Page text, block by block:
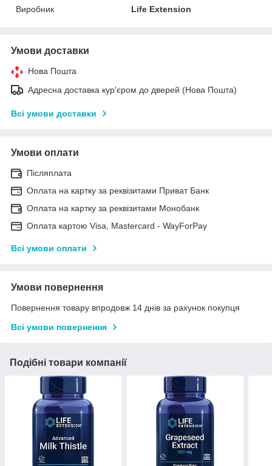
Виробник
Life Extension
Умови доставки
Нова Пошта
Адресна доставка кур'єром до дверей (Нова Пошта)
Всі умови доставки
Умови оплати
Післяплата
Оплата на картку за реквізитами Приват Банк
Оплата на картку за реквізитами Монобанк
Оплата картою Visa, Mastercard - WayForPay
Всі умови оплати
Умови повернення
Повернення товару впродовж 14 днів за рахунок покупця
Всі умови повернення
Подібні товари компанії